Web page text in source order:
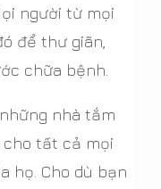
người từ mọi
để thư giãn,
chữa bệnh.
nhà tắm
tất cả mọi
họ. Cho dù bạn